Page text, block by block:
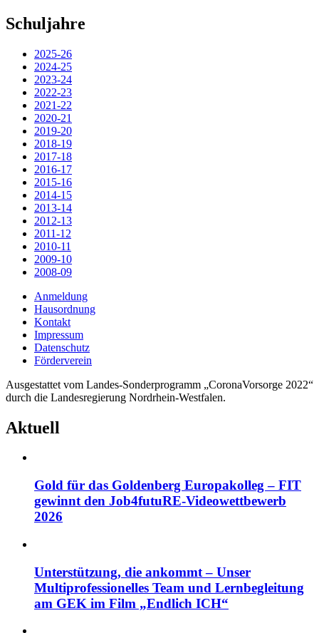
Schuljahre
2025-26
2024-25
2023-24
2022-23
2021-22
2020-21
2019-20
2018-19
2017-18
2016-17
2015-16
2014-15
2013-14
2012-13
2011-12
2010-11
2009-10
2008-09
Anmeldung
Hausordnung
Kontakt
Impressum
Datenschutz
Förderverein
Ausgestattet vom Landes-Sonderprogramm „CoronaVorsorge 2022“
durch die Landesregierung Nordrhein-Westfalen.
Aktuell
Gold für das Goldenberg Europakolleg – FIT
gewinnt den Job4futuRE-Videowettbewerb
2026
Unterstützung, die ankommt – Unser
Multiprofessionelles Team und Lernbegleitung
am GEK im Film „Endlich ICH“